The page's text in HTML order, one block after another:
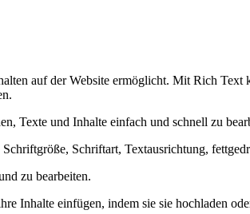
auf der Website ermöglicht. Mit Rich
und Inhalte einfach und schnell zu
Schriftart, Textausrichtung,
zu bearbeiten.
Inhalte einfügen, indem sie sie hochladen